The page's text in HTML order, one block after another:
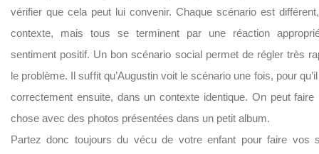
vérifier que cela peut lui convenir. Chaque scénario est
contexte, mais tous se terminent par une réaction
sentiment positif. Un bon scénario social permet de régler très
le problème. Il suffit qu’Augustin voit le scénario une fois, pour
correctement ensuite, dans un contexte identique. On peut faire
chose avec des photos présentées dans un petit album.
Partez donc toujours du vécu de votre enfant pour faire vos